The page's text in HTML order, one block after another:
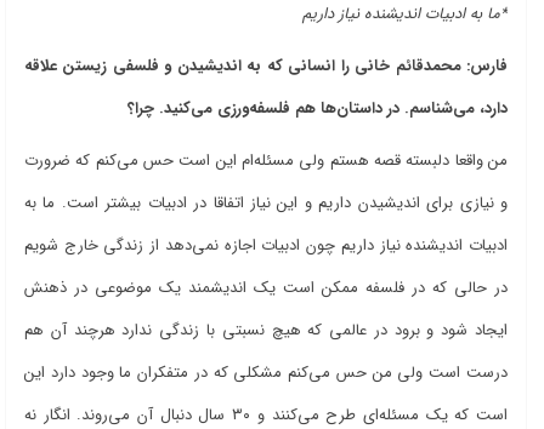
*ما به ادبیات اندیشنده نیاز داریم
فارس: محمدقائم خانی را انسانی که به اندیشیدن و فلسفی زیستن علاقه
دارد، می‌شناسم. در داستان‌ها هم فلسفه‌ورزی می‌کنید. چرا؟
من واقعا دلبسته قصه هستم ولی مسئله‌ام این است حس می‌کنم که ضرورت
و نیازی برای اندیشیدن داریم و این نیاز اتفاقا در ادبیات بیشتر است. ما به
ادبیات اندیشنده نیاز داریم چون ادبیات اجازه نمی‌دهد از زندگی خارج شویم
در حالی که در فلسفه ممکن است یک اندیشمند یک موضوعی در ذهنش
ایجاد شود و برود در عالمی که هیچ نسبتی با زندگی ندارد هرچند آن هم
درست است ولی من حس می‌کنم مشکلی که در متفکران ما وجود دارد این
است که یک مسئله‌ای طرح می‌کنند و ۳۰ سال دنبال آن می‌روند. انگار نه